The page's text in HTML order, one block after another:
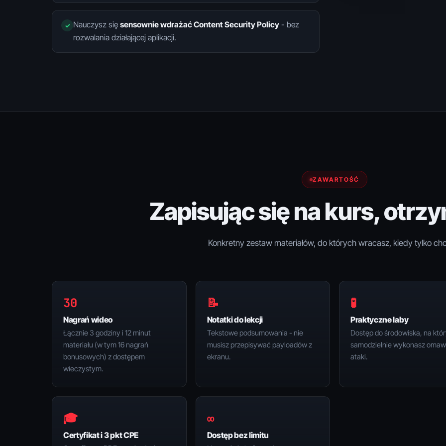
Nauczysz się sensownie wdrażać Content Security Policy - bez
rozwalania działającej aplikacji.
ZAWARTOŚĆ
Zapisując się na kurs,
Konkretny zestaw materiałów, do których wracasz, kiedy tylko
30
Nagrań wideo
Łącznie 3 godziny i 12 minut
materiału (w tym 16 nagrań
bonusowych) z dostępem
wieczystym.
📝
Notatki do lekcji
Tekstowe podsumowania - nie
musisz przepisywać payloadów z
ekranu.
🧪
Praktyczne laby
Dostęp do środowiska, na
samodzielnie wykonasz
ataki.
🎓
Certyfikat i 3 pkt CPE
∞
Dostęp bez limitu